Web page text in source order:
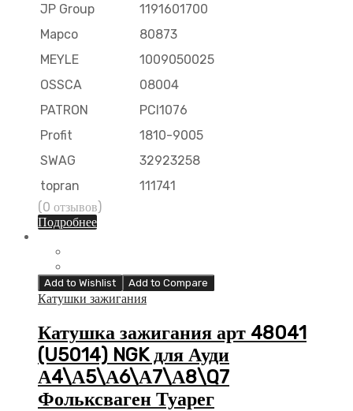
JP Group
1191601700
Mapco
80873
MEYLE
1009050025
OSSCA
08004
PATRON
PCI1076
Profit
1810-9005
SWAG
32923258
topran
111741
(0 отзывов)
Подробнее
Add to Wishlist Add to Compare
Катушки зажигания
Катушка зажигания арт 48041
(U5014) NGK для Ауди
А4\А5\А6\А7\А8\Q7
Фольксваген Туарег